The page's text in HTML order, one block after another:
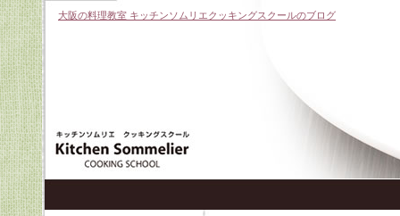
大阪の料理教室 キッチンソムリエクッキングスクールのブログ